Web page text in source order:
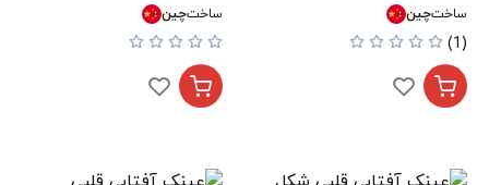
ساختچین
(1)
ساختچین